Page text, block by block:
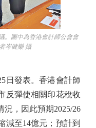
。圖中為香港會計師公會會
岑健樂 攝
發表。香港會計師
反彈使相關印花稅收
況，因此預期2025/26
減至14億元；預計到